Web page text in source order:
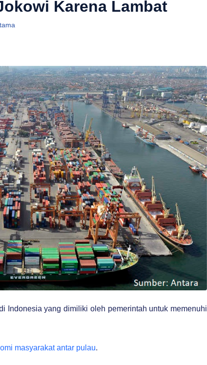
Karena Lambat
Indonesia yang dimiliki oleh pemerintah untuk memenuhi
masyarakat antar pulau.